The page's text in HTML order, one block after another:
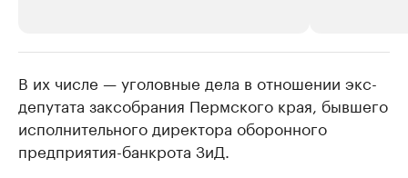
Крупнейшие производители и
продавцы медийной продукции
Ознакомьтесь с информацией в каталоге
Страховые
В их числе — уголовные дела в отношении экс-
депутата заксобрания Пермского края, бывшего
исполнительного директора оборонного
предприятия-банкрота ЗиД.